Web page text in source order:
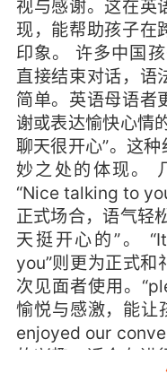
视与感谢。这在英
现，能帮助孩子在
印象。 许多中国
直接结束对话，语
简单。英语母语者
谢或表达愉快心情
聊天很开心”。这
妙之处的体现。
“Nice talking to
正式场合，语气轻
天挺开心的”。
you”则更为正式和
次见面者使用。
愉悦与感激，能让
enjoyed our
的兴趣，适合在进
能让孩子显得更